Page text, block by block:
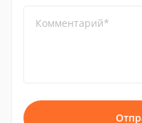
Комментарий*